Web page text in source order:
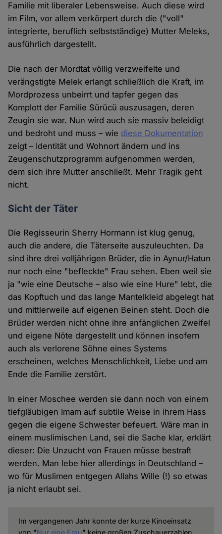
Familie mit liberaler Lebensweise. Auch diese wird
im Film, vor allem verkörpert durch die ("voll"
integrierte, beruflich selbstständige) Mutter Meleks,
ausführlich dargestellt.
Die nach der Mordtat völlig verzweifelte und
verängstigte Melek erlangt schließlich die Kraft, im
Mordprozess unbeirrt und tapfer gegen das
Komplott der Familie Sürücü auszusagen, deren
Zeugin sie war. Nun wird auch sie massiv beleidigt
und bedroht und muss – wie diese Dokumentation
zeigt – Identität und Wohnort ändern und ins
Zeugenschutzprogramm aufgenommen werden,
dem sich ihre Mutter anschließt. Mehr Tragik geht
nicht.
Sicht der Täter
Die Regisseurin Sherry Hormann ist klug genug,
auch die andere, die Täterseite auszuleuchten. Da
sind ihre drei volljährigen Brüder, die in Aynur/Hatun
nur noch eine "befleckte" Frau sehen. Eben weil sie
ja "wie eine Deutsche – also wie eine Hure" lebt, die
das Kopftuch und das lange Mantelkleid abgelegt hat
und mittlerweile auf eigenen Beinen steht. Doch die
Brüder werden nicht ohne ihre anfänglichen Zweifel
und eigene Nöte dargestellt und können insofern
auch als verlorene Söhne eines Systems
erscheinen, welches Menschlichkeit, Liebe und am
Ende die Familie zerstört.
In einer Moschee werden sie dann noch von einem
tiefgläubigen Imam auf subtile Weise in ihrem Hass
gegen die eigene Schwester befeuert. Wäre man in
einem muslimischen Land, sei die Sache klar, erklärt
dieser: Die Unzucht von Frauen müsse bestraft
werden. Man lebe hier allerdings in Deutschland –
wo für Muslimen entgegen Allahs Wille (!) so etwas
ja nicht erlaubt sei.
Im vergangenen Jahr konnte der kurze Kinoeinsatz